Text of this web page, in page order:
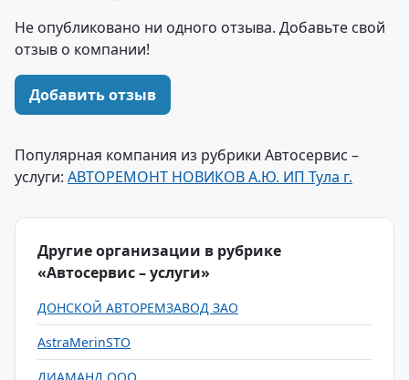
Не опубликовано ни одного отзыва. Добавьте свой
отзыв о компании!
Добавить отзыв
Популярная компания из рубрики Автосервис –
услуги: АВТОРЕМОНТ НОВИКОВ А.Ю. ИП Тула г.
Другие организации в рубрике
«Автосервис – услуги»
ДОНСКОЙ АВТОРЕМЗАВОД ЗАО
AstraMerinSTO